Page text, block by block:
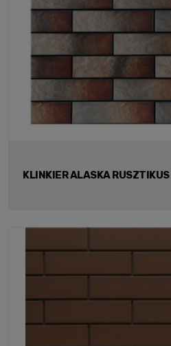
KLINKIER ALASKA